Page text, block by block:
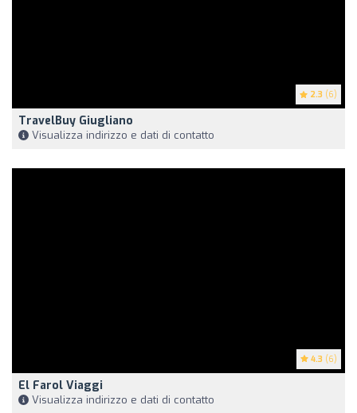
2.3 (6)
TravelBuy Giugliano
Visualizza indirizzo e dati di contatto
4.3 (6)
El Farol Viaggi
Visualizza indirizzo e dati di contatto